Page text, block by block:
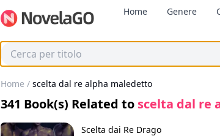
Home Genere
Home / scelta dal re alpha maledetto
341 Book(s) Related to scelta dal re
Scelta dai Re Drago